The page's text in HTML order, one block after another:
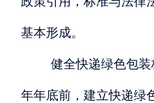
基本形成。
健全快递绿色包装
年年底前，建立快递绿